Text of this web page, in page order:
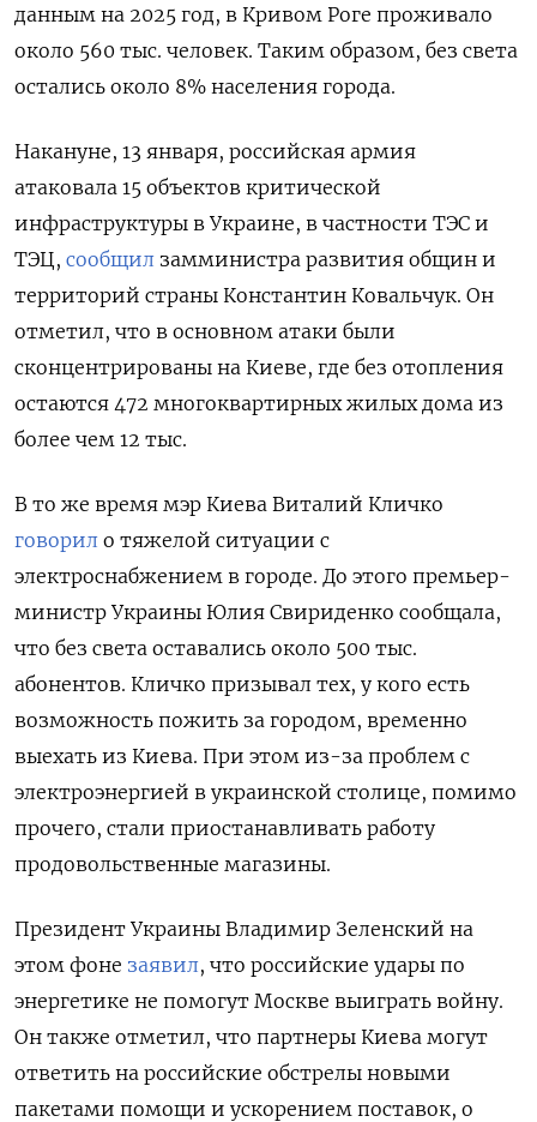
данным на 2025 год, в Кривом Роге проживало
около 560 тыс. человек. Таким образом, без света
остались около 8% населения города.
Накануне, 13 января, российская армия
атаковала 15 объектов критической
инфраструктуры в Украине, в частности ТЭС и
ТЭЦ, сообщил замминистра развития общин и
территорий страны Константин Ковальчук. Он
отметил, что в основном атаки были
сконцентрированы на Киеве, где без отопления
остаются 472 многоквартирных жилых дома из
более чем 12 тыс.
В то же время мэр Киева Виталий Кличко
говорил о тяжелой ситуации с
электроснабжением в городе. До этого премьер-
министр Украины Юлия Свириденко сообщала,
что без света оставались около 500 тыс.
абонентов. Кличко призывал тех, у кого есть
возможность пожить за городом, временно
выехать из Киева. При этом из-за проблем с
электроэнергией в украинской столице, помимо
прочего, стали приостанавливать работу
продовольственные магазины.
Президент Украины Владимир Зеленский на
этом фоне заявил, что российские удары по
энергетике не помогут Москве выиграть войну.
Он также отметил, что партнеры Киева могут
ответить на российские обстрелы новыми
пакетами помощи и ускорением поставок, о